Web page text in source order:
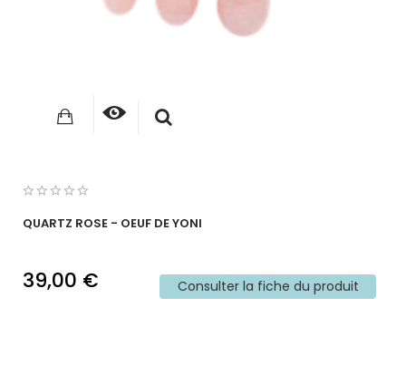
QUARTZ ROSE - OEUF DE YONI
39,00 € Consulter la fiche du produit